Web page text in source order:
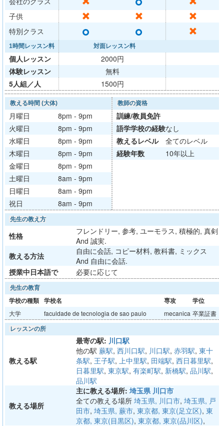
子供 ✕ ✕ ✕
特別クラス ○ ○ ✕
1時間レッスン料 対面レッスン料
個人レッスン
2000円
体験レッスン
無料
5人組／人
1500円
教える時間 (大体)
月曜日
8pm - 9pm
火曜日
8pm - 9pm
水曜日
8pm - 9pm
木曜日
8pm - 9pm
金曜日
8pm - 9pm
土曜日
8am - 9pm
日曜日
8am - 9pm
祝日
8am - 9pm
教師の資格
訓練/教員免許
語学学校の経験なし
教えるレベル
全てのレベル
経験年数
10年以上
先生の教え方
性格
フレンドリー, 参考, ユーモラス, 積極的, 真剣
And 誠実.
教える方法
自由に会話, コピー材料, 教科書, ミックス
And 自由に会話.
授業中日本語で
必要に応じて
先生の教育
学校の種類 学校名 専攻 学位
大学 faculdade de tecnologia de sao paulo mecanica 卒業証書
レッスンの所
教える駅
最寄の駅: 川口駅
他の駅 蕨駅, 西川口駅, 川口駅, 赤羽駅, 東十
条駅, 王子駅, 上中里駅, 田端駅, 西日暮里駅,
日暮里駅, 東京駅, 有楽町駅, 新橋駅, 品川駅,
品川駅
教える場所
主に教える場所: 埼玉県 川口市
全ての教える場所 埼玉県, 川口市, 埼玉県, 戸
田市, 埼玉県, 蕨市, 東京都, 東京(足立区), 東
京都, 東京(目黒区), 東京都, 東京(品川区),